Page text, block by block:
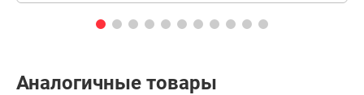
Аналогичные товары